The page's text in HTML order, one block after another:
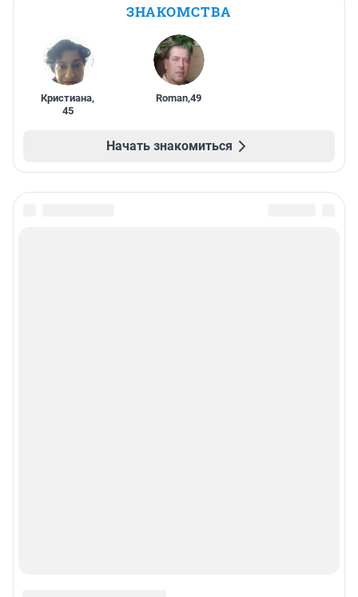
ЗНАКОМСТВА
Кристиана,
45
Roman,49
Начать знакомиться